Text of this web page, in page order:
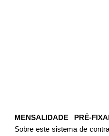
MENSALIDADE PRÉ-
Sobre este sistema de